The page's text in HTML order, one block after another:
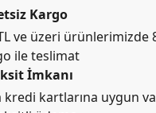
Kargo
ve üzeri ürünlerimizde
ile teslimat
İmkanı
kredi kartlarına uygun